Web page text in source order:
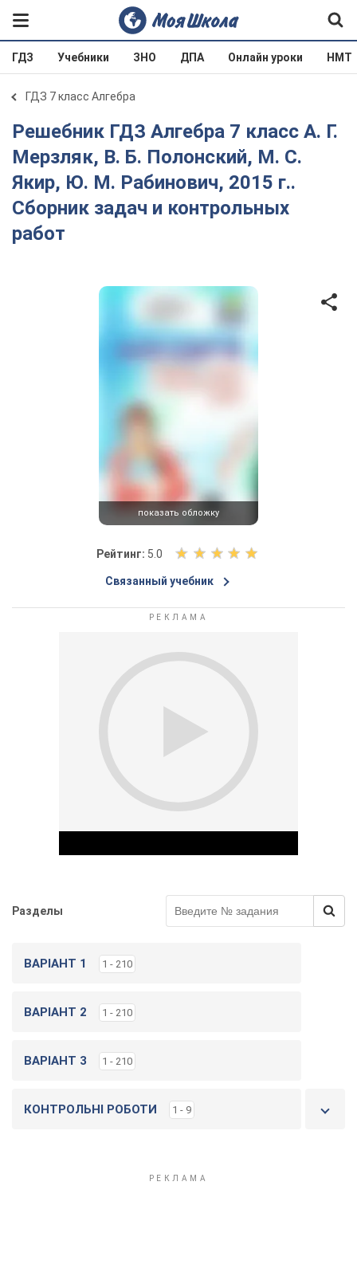
ГДЗ Учебники ЗНО ДПА Онлайн уроки НМТ
ГДЗ 7 класс Алгебра
Решебник ГДЗ Алгебра 7 класс А. Г.
Мерзляк, В. Б. Полонский, М. С.
Якир, Ю. М. Рабинович, 2015 г..
Сборник задач и контрольных
работ
показать обложку
Рейтинг: 5.0
О
е
н
е
и
у
Связанный учебник
Разделы
ВАРІАНТ 1 1 - 210
ВАРІАНТ 2 1 - 210
ВАРІАНТ 3 1 - 210
КОНТРОЛЬНІ РОБОТИ 1 - 9